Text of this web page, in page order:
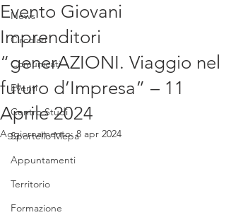
News
Circolari
Comunicati
Eventi
Centro Studi
Sportello Mepa
Appuntamenti
Territorio
Formazione
Evento Giovani
Imprenditori
“generAZIONI. Viaggio nel
futuro d’Impresa” – 11
Aprile 2024
Aggiornamento:8 apr 2024